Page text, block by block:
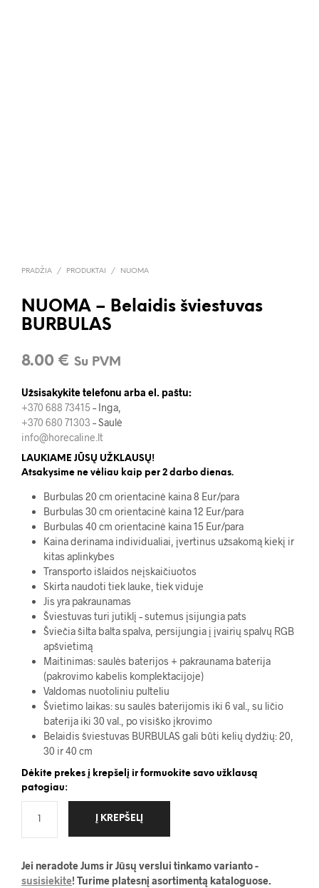
PRADŽIA / PRODUKTAI / NUOMA
NUOMA – Belaidis šviestuvas
BURBULAS
8.00 € Su PVM
Užsisakykite telefonu arba el. paštu:
+370 688 73415 – Inga,
+370 680 71303 – Saulė
info@horecaline.lt
LAUKIAME JŪSŲ UŽKLAUSŲ!
Atsakysime ne vėliau kaip per 2 darbo dienas.
Burbulas 20 cm orientacinė kaina 8 Eur/para
Burbulas 30 cm orientacinė kaina 12 Eur/para
Burbulas 40 cm orientacinė kaina 15 Eur/para
Kaina derinama individualiai, įvertinus užsakomą kiekį ir
kitas aplinkybes
Transporto išlaidos neįskaičiuotos
Skirta naudoti tiek lauke, tiek viduje
Jis yra pakraunamas
Šviestuvas turi jutiklį – sutemus įsijungia pats
Šviečia šilta balta spalva, persijungia į įvairių spalvų RGB
apšvietimą
Maitinimas: saulės baterijos + pakraunama baterija
(pakrovimo kabelis komplektacijoje)
Valdomas nuotoliniu pulteliu
Švietimo laikas: su saulės baterijomis iki 6 val., su ličio
baterija iki 30 val., po visiško įkrovimo
Belaidis šviestuvas BURBULAS gali būti kelių dydžių: 20,
30 ir 40 cm
Dėkite prekes į krepšelį ir formuokite savo užklausą
patogiau:
Į KREPŠELĮ
Jei neradote Jums ir Jūsų verslui tinkamo varianto -
susisiekite! Turime platesnį asortimentą kataloguose.